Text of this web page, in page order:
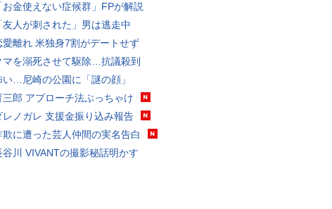
お金使えない症候群」FPが解説
友人が刺された」男は逃走中
愛離れ 米独身7割がデートせず
マを溺死させて駆除…抗議殺到
い…尼崎の公園に「謎の顔」
三郎 アプローチ法ぶっちゃけ
レノガレ 支援金振り込み報告
欺に遭った芸人仲間の実名告白
谷川 VIVANTの撮影秘話明かす